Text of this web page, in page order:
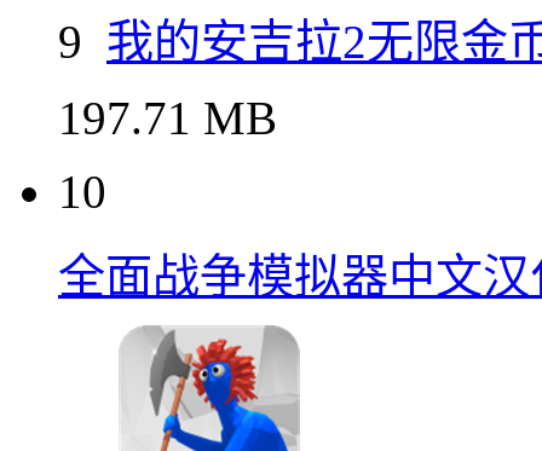
8
我的世界基
190.87 MB
9
我的安吉拉2无限金币
我的安吉拉2无限金
197.71 MB